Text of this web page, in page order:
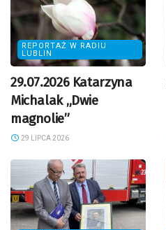
REPORTAŻ W RADIU
LUBLIN
29.07.2026 Katarzyna
Michalak „Dwie
magnolie”
29 LIPCA 2026